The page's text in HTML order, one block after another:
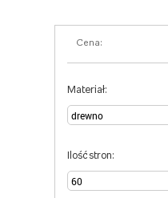
Cena:
Materiał:
Ilość stron: